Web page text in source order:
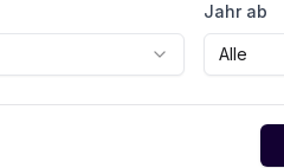
Jahr ab
Alle